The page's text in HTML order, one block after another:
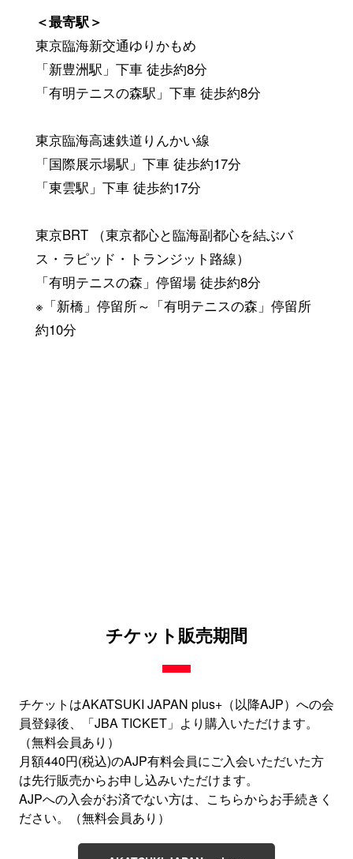
＜最寄駅＞
東京臨海新交通ゆりかもめ
「新豊洲駅」下車 徒歩約8分
「有明テニスの森駅」下車 徒歩約8分
東京臨海高速鉄道りんかい線
「国際展示場駅」下車 徒歩約17分
「東雲駅」下車 徒歩約17分
東京BRT （東京都心と臨海副都心を結ぶバ
ス・ラピッド・トランジット路線）
「有明テニスの森」停留場 徒歩約8分
※「新橋」停留所～「有明テニスの森」停留所
約10分
チケット販売期間
チケットはAKATSUKI JAPAN plus+（以降AJP）への会
員登録後、「JBA TICKET」より購入いただけます。
（無料会員あり）
月額440円(税込)のAJP有料会員にご入会いただいた方
は先行販売からお申し込みいただけます。
AJPへの入会がお済でない方は、こちらからお手続きく
ださい。（無料会員あり）